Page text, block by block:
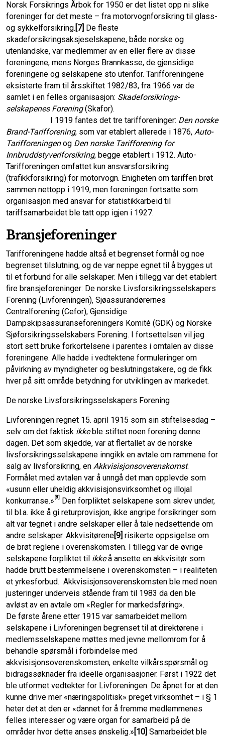
Norsk Forsikrings Årbok for 1950 er det listet opp ni slike
foreninger for det meste – fra motorvognforsikring til glass-
og sykkelforsikring. [7] De fleste
skadeforsikringsaksjeselskapene, både norske og
utenlandske, var medlemmer av en eller flere av disse
foreningene, mens Norges Brannkasse, de gjensidige
foreningene og selskapene sto utenfor. Tarifforeningene
eksisterte fram til årsskiftet 1982/83, fra 1966 var de
samlet i en felles organisasjon: Skadeforsikrings­
selskapenes Forening(Skafor).
I 1919 fantes det tre tarifforeninger: Den norske
Brand-Tarifforening, som var etablert allerede i 1876, Auto-
Tarifforeningenog Den norske Tarifforening for
Innbruddstyveri­forsikring, begge etablert i 1912. Auto-
Tarifforeningen omfattet kun ansvars­forsikring
(trafikkforsikring) for motorvogn. Enigheten om tariffen brøt
sammen nettopp i 1919, men foreningen fortsatte som
organisasjon med ansvar for statistikkarbeid til
tariffsamarbeidet ble tatt opp igjen i 1927.
Bransjeforeninger
Tarifforeningene hadde altså et begrenset formål og noe
begrenset tilslutning, og de var neppe egnet til å bygges ut
til et forbund for alle selskaper. Men i tillegg var det etablert
fire bransje­foreninger: De norske Livsforsikringsselskapers
Forening (Livforeningen), Sjøassurandørernes
Centralforening (Cefor), Gjensidige
Dampskipsassuranseforeningers Komité (GDK) og Norske
Sjøforsikringsselskabers Forening. I fortsettelsen vil jeg
stort sett bruke forkortelsene i parentes i omtalen av disse
foreningene. Alle hadde i vedtektene formuleringer om
påvirkning av myndigheter og beslutningstakere, og de fikk
hver på sitt område betydning for utviklingen av markedet.
De norske Livsforsikringsselskapers Forening
Livforeningen regnet 15. april 1915 som sin stiftelsesdag –
selv om det faktisk ikkeble stiftet noen forening denne
dagen. Det som skjedde, var at flertallet av de norske
livsforsikrings­selskapene inngikk en avtale om rammene for
salg av livsforsikring, en Akkvisisjons­overenskomst.
Formålet med avtalen var å unngå det man opplevde som
«usunn eller uheldig akkvisisjons­virksomhet og illojal
konkurranse.» [8]
Den forpliktet selskapene som skrev under,
til bl.a. ikke å gi returprovisjon, ikke angripe forsikringer som
alt var tegnet i andre selskaper eller å tale nedsettende om
andre selskaper. Akkvisitørene[9] risikerte oppsigelse om
de brøt reglene i overens­komsten. I tillegg var de øvrige
selskapene forpliktet til ikkeå ansette en akkvisitør som
hadde brutt bestemmelsene i overenskomsten ­­­– i realiteten
et yrkesforbud. Akkvisisjons­overenskomsten ble med noen
justeringer underveis stående fram til 1983 da den ble
avløst av en avtale om «Regler for markedsføring».
De første årene etter 1915 var samarbeidet mellom
selskapene i Livforeningen begrenset til at direktørene i
medlems­selskapene møttes med jevne mellomrom for å
behandle spørsmål i forbindelse med
akkvisisjonsoverenskomsten, enkelte vilkårsspørsmål og
bidragssøknader fra ideelle organisasjoner. Først i 1922 det
ble utformet vedtekter for Livforeningen. De åpnet for at den
kunne drive mer «næringspolitisk» preget virksomhet – i § 1
heter det at den er «dannet for å fremme medlemmenes
felles interesser og være organ for samarbeid på de
områder hvor dette anses ønskelig.» [10] Samarbeidet ble